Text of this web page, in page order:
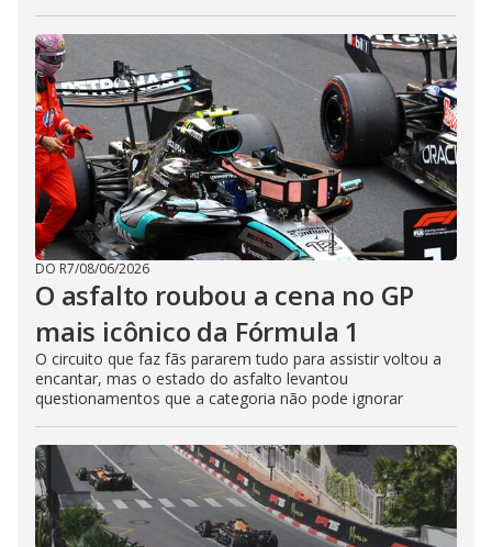
DO R7/08/06/2026
O asfalto roubou a cena no GP
mais icônico da Fórmula 1
O circuito que faz fãs pararem tudo para assistir voltou a
encantar, mas o estado do asfalto levantou
questionamentos que a categoria não pode ignorar